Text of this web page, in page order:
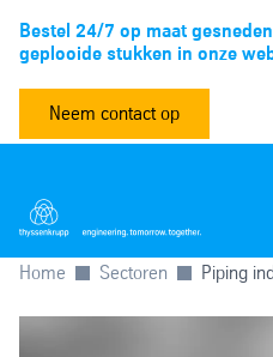
Bestel 24/7 op maat
geplooide stukken in onze
Neem contact op
Home Sectoren Piping